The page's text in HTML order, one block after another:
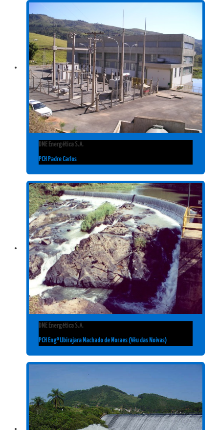
DME Energética S.A.
PCH Padre Carlos
DME Energética S.A.
PCH Engº Ubirajara Machado de Moraes (Véu das Noivas)